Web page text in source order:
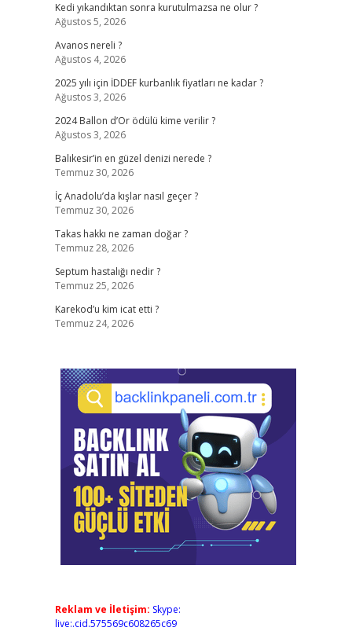
Kedi yıkandıktan sonra kurutulmazsa ne olur ?
Ağustos 5, 2026
Avanos nereli ?
Ağustos 4, 2026
2025 yılı için İDDEF kurbanlık fiyatları ne kadar ?
Ağustos 3, 2026
2024 Ballon d’Or ödülü kime verilir ?
Ağustos 3, 2026
Balıkesir’in en güzel denizi nerede ?
Temmuz 30, 2026
İç Anadolu’da kışlar nasıl geçer ?
Temmuz 30, 2026
Takas hakkı ne zaman doğar ?
Temmuz 28, 2026
Septum hastalığı nedir ?
Temmuz 25, 2026
Karekod’u kim icat etti ?
Temmuz 24, 2026
Reklam ve İletişim: Skype:
live:.cid.575569c608265c69